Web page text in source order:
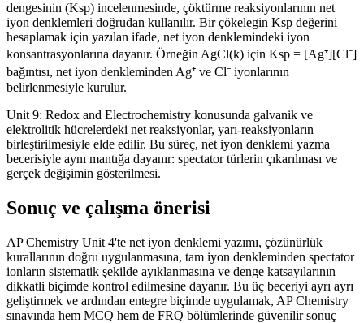
dengesinin (Ksp) incelenmesinde, çöktürme reaksiyonlarının net
iyon denklemleri doğrudan kullanılır. Bir çökelegin Ksp değerini
hesaplamak için yazılan ifade, net iyon denklemindeki iyon
konsantrasyonlarına dayanır. Örneğin AgCl(k) için Ksp = [Ag⁺][Cl⁻]
bağıntısı, net iyon denkleminden Ag⁺ ve Cl⁻ iyonlarının
belirlenmesiyle kurulur.
Unit 9: Redox and Electrochemistry konusunda galvanik ve
elektrolitik hücrelerdeki net reaksiyonlar, yarı-reaksiyonların
birleştirilmesiyle elde edilir. Bu süreç, net iyon denklemi yazma
becerisiyle aynı mantığa dayanır: spectator türlerin çıkarılması ve
gerçek değişimin gösterilmesi.
Sonuç ve çalışma önerisi
AP Chemistry Unit 4'te net iyon denklemi yazımı, çözünürlük
kurallarının doğru uygulanmasına, tam iyon denkleminden spectator
ionların sistematik şekilde ayıklanmasına ve denge katsayılarının
dikkatli biçimde kontrol edilmesine dayanır. Bu üç beceriyi ayrı ayrı
geliştirmek ve ardından entegre biçimde uygulamak, AP Chemistry
sınavında hem MCQ hem de FRQ bölümlerinde güvenilir sonuç